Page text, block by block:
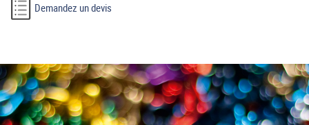
Demandez un devis